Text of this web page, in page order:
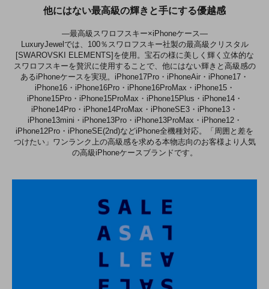
他にはない最高級の輝きと手にする優越感
―最高級スワロフスキー×iPhoneケース―
LuxuryJewelでは、100％スワロフスキー社製の最高級クリスタル
[SWAROVSKI ELEMENTS]を使用。宝石の様に美しく輝く立体的な
スワロフスキーを贅沢に使用することで、他にはない輝きと高級感の
あるiPhoneケースを実現。iPhone17Pro・iPhoneAir・iPhone17・
iPhone16・iPhone16Pro・iPhone16ProMax・iPhone15・
iPhone15Pro・iPhone15ProMax・iPhone15Plus・iPhone14・
iPhone14Pro・iPhone14ProMax・iPhoneSE3・iPhone13・
iPhone13mini・iPhone13Pro・iPhone13ProMax・iPhone12・
iPhone12Pro・iPhoneSE(2nd)などiPhone全機種対応。「周囲と差を
つけたい」ワンランク上の高級感を求める本物志向のお客様より人気
の高級iPhoneケースブランドです。